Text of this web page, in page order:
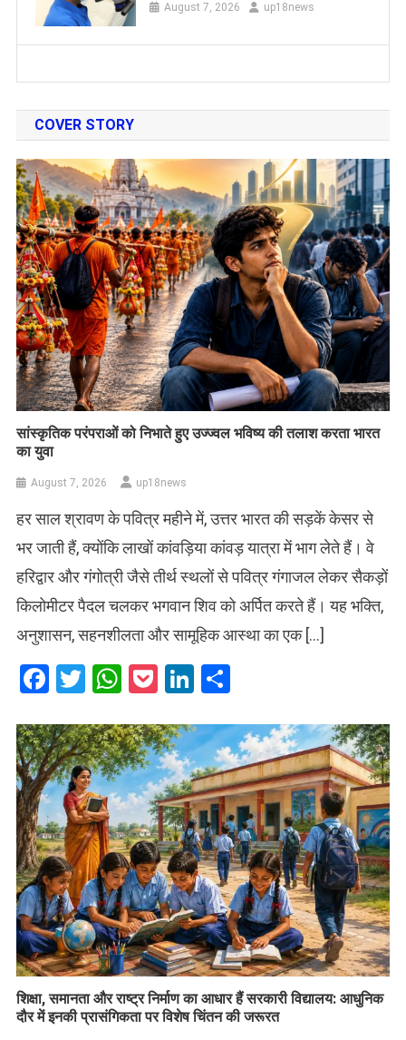
August 7, 2026 up18news
COVER STORY
सांस्कृतिक परंपराओं को निभाते हुए उज्ज्वल भविष्य की तलाश करता भारत
का युवा
August 7, 2026 up18news
हर साल श्रावण के पवित्र महीने में, उत्तर भारत की सड़कें केसर से
भर जाती हैं, क्योंकि लाखों कांवड़िया कांवड़ यात्रा में भाग लेते हैं। वे
हरिद्वार और गंगोत्री जैसे तीर्थ स्थलों से पवित्र गंगाजल लेकर सैकड़ों
किलोमीटर पैदल चलकर भगवान शिव को अर्पित करते हैं। यह भक्ति,
अनुशासन, सहनशीलता और सामूहिक आस्था का एक […]
Facebook
Twitter
WhatsApp
PocketLinkedIn
शिक्षा, समानता और राष्ट्र निर्माण का आधार हैं सरकारी विद्यालय: आधुनिक
दौर में इनकी प्रासंगिकता पर विशेष चिंतन की जरूरत